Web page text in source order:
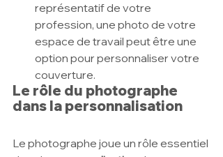
représentatif de votre
profession, une photo de votre
espace de travail peut être une
option pour personnaliser votre
couverture.
Le rôle du photographe
dans la personnalisation
Le photographe joue un rôle essentiel